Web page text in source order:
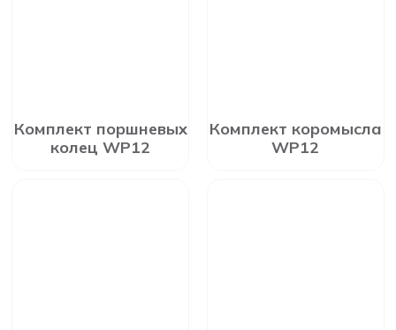
Комплект поршневых
колец WP12
Комплект коромысла
WP12